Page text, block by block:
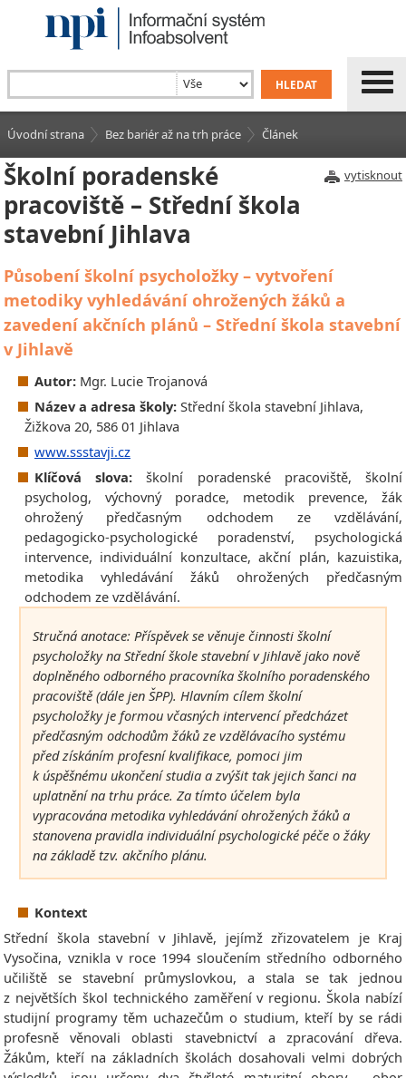
Úvodní strana Bez bariér až na trh práce Článek
vytisknout
Školní poradenské
pracoviště – Střední škola
stavební Jihlava
Působení školní psycholožky – vytvoření
metodiky vyhledávání ohrožených žáků a
zavedení akčních plánů – Střední škola stavební
v Jihlavě
Autor: Mgr. Lucie Trojanová
Název a adresa školy: Střední škola stavební Jihlava,
Žižkova 20, 586 01 Jihlava
www.ssstavji.cz
Klíčová slova:školní poradenské pracoviště, školní
psycholog, výchovný poradce, metodik prevence, žák
ohrožený předčasným odchodem ze vzdělávání,
pedagogicko-psychologické poradenství, psychologická
intervence, individuální konzultace, akční plán, kazuistika,
metodika vyhledávání žáků ohrožených předčasným
odchodem ze vzdělávání.
Stručná anotace: Příspěvek se věnuje činnosti školní
psycholožky na Střední škole stavební v Jihlavě jako nově
doplněného odborného pracovníka školního poradenského
pracoviště (dále jen ŠPP). Hlavním cílem školní
psycholožky je formou včasných intervencí předcházet
předčasným odchodům žáků ze vzdělávacího systému
před získáním profesní kvalifikace, pomoci jim
k úspěšnému ukončení studia a zvýšit tak jejich šanci na
uplatnění na trhu práce. Za tímto účelem byla
vypracována metodika vyhledávání ohrožených žáků a
stanovena pravidla individuální psychologické péče o žáky
na základě tzv. akčního plánu.
Kontext
Střední škola stavební v Jihlavě, jejímž zřizovatelem je Kraj
Vysočina, vznikla v roce 1994 sloučením středního odborného
učiliště se stavební průmyslovkou, a stala se tak jednou
z největších škol technického zaměření v regionu. Škola nabízí
studijní programy těm uchazečům o studium, kteří by se rádi
profesně věnovali oblasti stavebnictví a zpracování dřeva.
Žákům, kteří na základních školách dosahovali velmi dobrých